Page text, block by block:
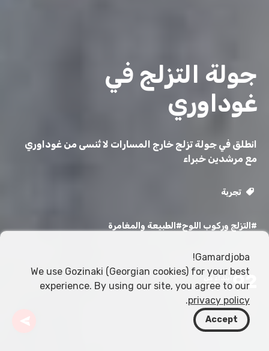
جولة التزلج في
غوداوري
انطلق في جولة تزلج خارج المسارات لا تُنسى من غوداوري
مع مرشدين خبراء
تجربة
#التزلج وركوب اللوح#الطبيعة والمغامرة
92 ابتداءً من
USD
Gamardjoba!
We use Gozinaki (Georgian cookies) for your best
experience. By using our site, you agree to our
privacy policy
.
Accept